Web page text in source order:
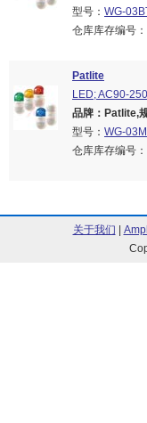
型号： WG-
仓库库存编号：
Patlite
LED; AC90-
品牌：Patlite,
型号： WG-
仓库库存编号：
关于我们